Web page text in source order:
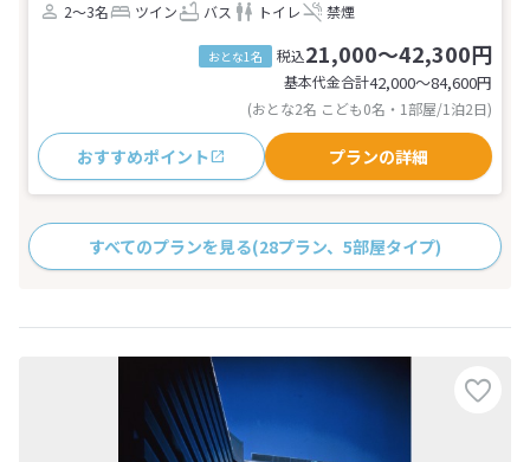
2～3名
ツイン バス トイレ 禁煙
おとな1名 税込21,000～42,300円
基本代金合計42,000〜84,600円
(おとな2名 こども0名・1部屋/1泊2日)
おすすめポイント プランの詳細
すべてのプランを見る(28プラン、5部屋タイプ)